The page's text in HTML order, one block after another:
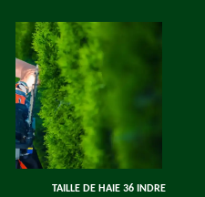
TAILLE DE HAIE 36 INDRE